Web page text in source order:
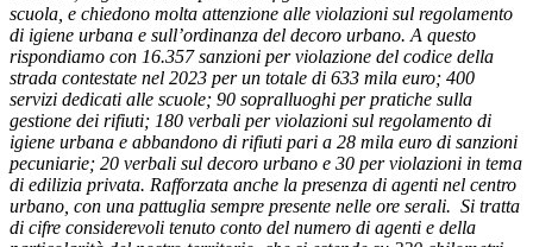
scuola, e chiedono molta attenzione alle violazioni sul regolamento
di igiene urbana e sull’ordinanza del decoro urbano. A questo
rispondiamo con 16.357 sanzioni per violazione del codice della
strada contestate nel 2023 per un totale di 633 mila euro; 400
servizi dedicati alle scuole; 90 sopralluoghi per pratiche sulla
gestione dei rifiuti; 180 verbali per violazioni sul regolamento di
igiene urbana e abbandono di rifiuti pari a 28 mila euro di sanzioni
pecuniarie; 20 verbali sul decoro urbano e 30 per violazioni in tema
di edilizia privata. Rafforzata anche la presenza di agenti nel centro
urbano, con una pattuglia sempre presente nelle ore serali. Si tratta
di cifre considerevoli tenuto conto del numero di agenti e della